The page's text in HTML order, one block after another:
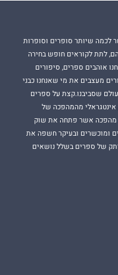
לכמה שיותר סופרים וסופרות
לתת לקוראים חופש בחירה
אוהבים ספרים, סיפורים
מעצבים את מי שאנחנו כבני
שסביבנו.קצת על ספרים
אינטגראלי מהמהפכה של
מהפכה אשר פתחה את שוק
ומוכשרים ובעיקר חשפה את
של ספרים בשלל נושאים